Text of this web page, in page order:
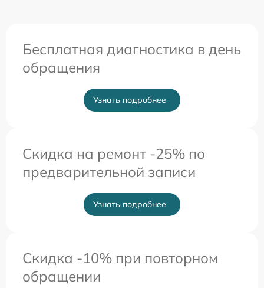
Бесплатная диагностика в день
обращения
Узнать подробнее
Скидка на ремонт -25% по
предварительной записи
Узнать подробнее
Скидка -10% при повторном
обращении